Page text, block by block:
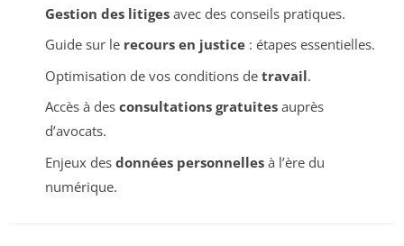
Gestion des litigesavec des conseils pratiques.
Guide sur le recours en justice: étapes essentielles.
Optimisation de vos conditions de travail.
Accès à des consultations gratuitesauprès
d’avocats.
Enjeux des données personnellesà l’ère du
numérique.